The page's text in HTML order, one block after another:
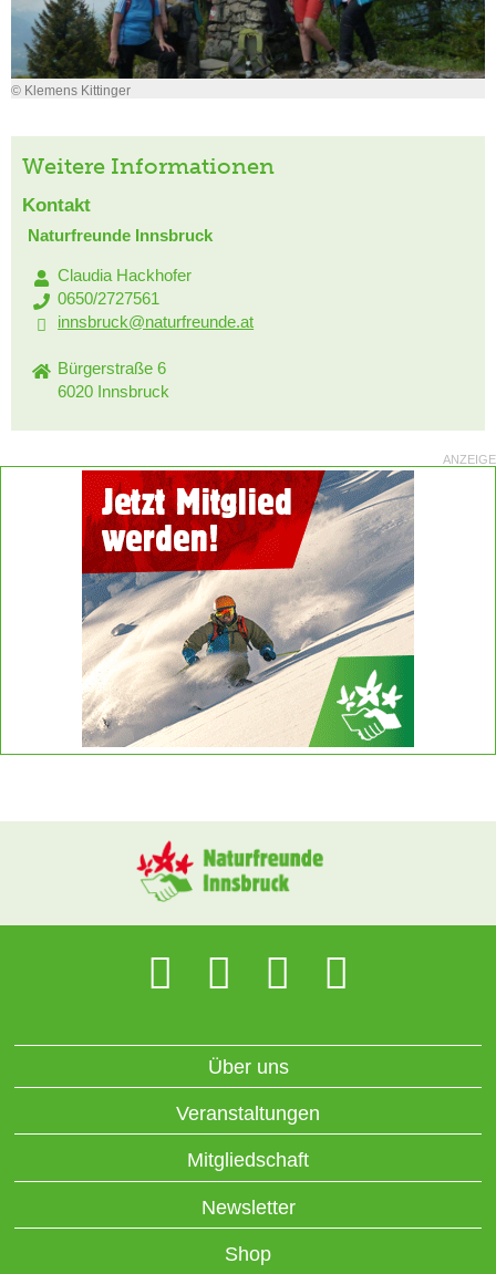
© Klemens Kittinger
Weitere Informationen
Kontakt
Naturfreunde Innsbruck
Claudia Hackhofer
0650/2727561
innsbruck@naturfreunde.at
Bürgerstraße 6
6020 Innsbruck
ANZEIGE
Über uns
Veranstaltungen
Mitgliedschaft
Newsletter
Shop